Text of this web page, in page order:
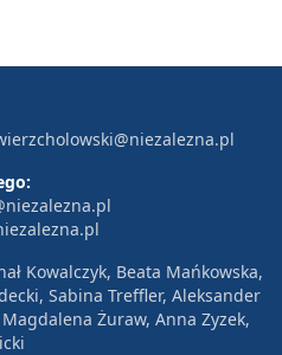
Kowalczyk, Beata Mańkowska,
Sabina Treffler, Aleksander
Żuraw, Anna Zyzek,